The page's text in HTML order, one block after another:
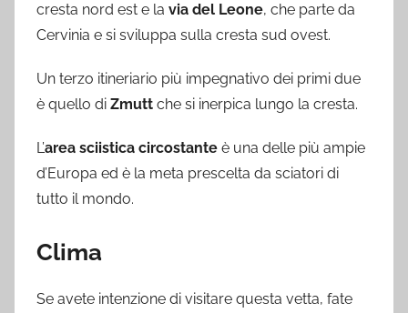
cresta nord est e la via del Leone, che parte da
Cervinia e si sviluppa sulla cresta sud ovest.
Un terzo itineriario più impegnativo dei primi due
è quello di Zmutt che si inerpica lungo la cresta.
L’area sciistica circostante è una delle più ampie
d’Europa ed è la meta prescelta da sciatori di
tutto il mondo.
Clima
Se avete intenzione di visitare questa vetta, fate